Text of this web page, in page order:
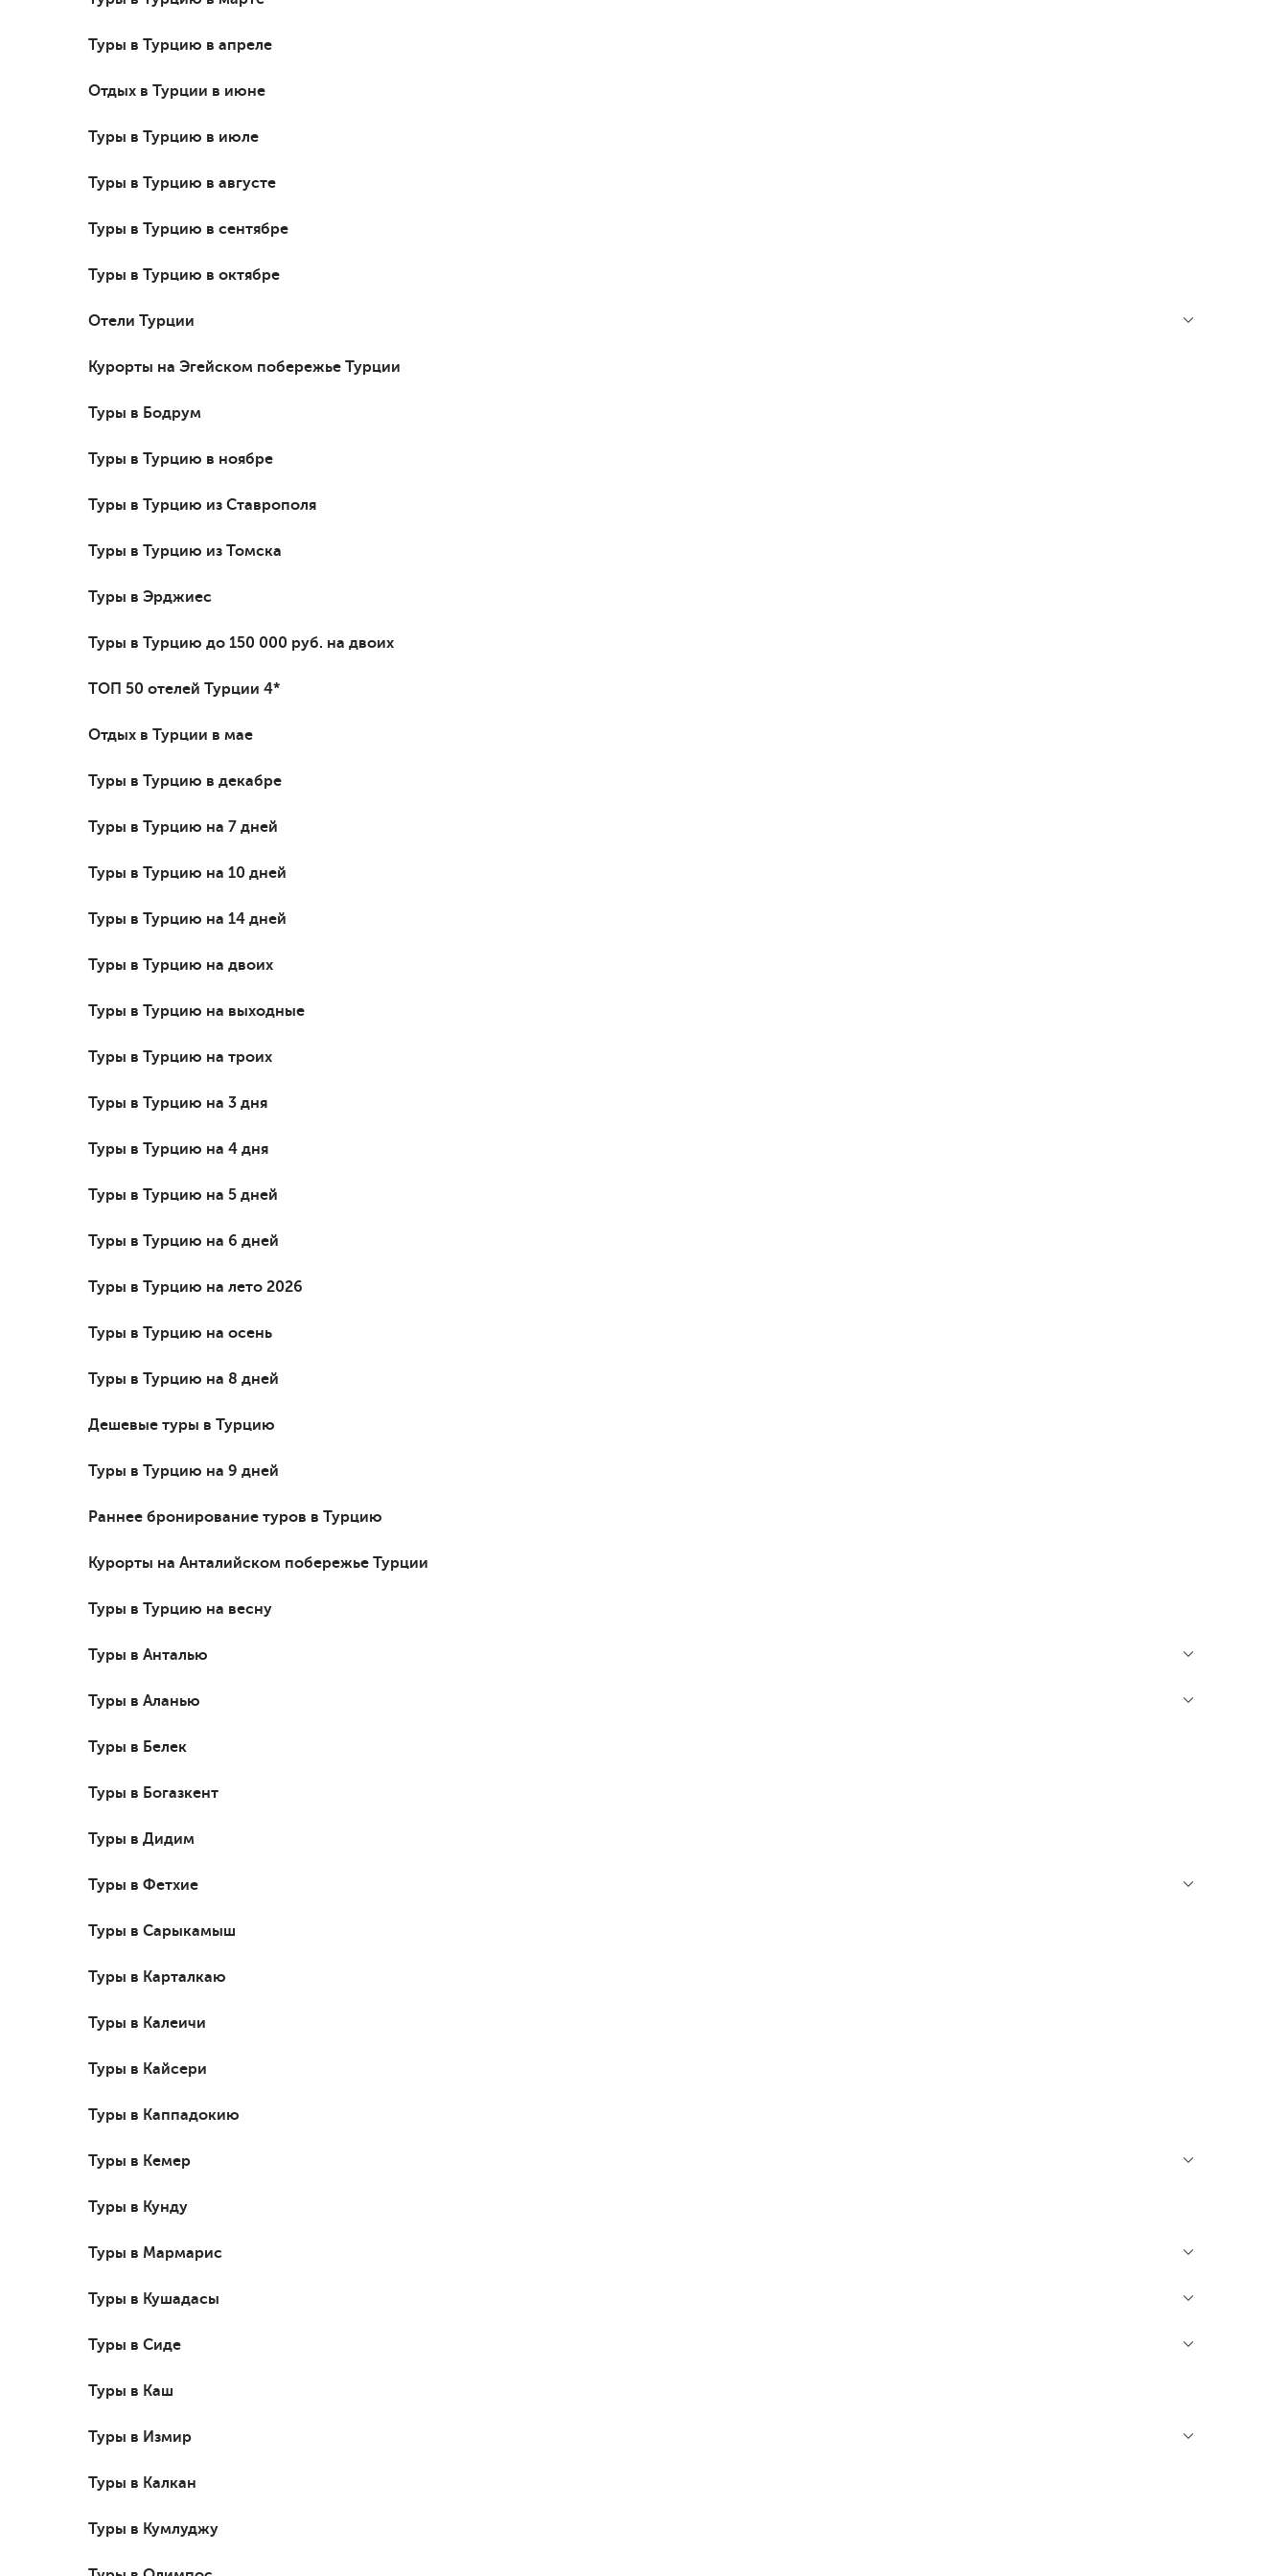
Туры в Турцию в апреле
Отдых в Турции в июне
Туры в Турцию в июле
Туры в Турцию в августе
Туры в Турцию в сентябре
Туры в Турцию в октябре
Отели Турции
Курорты на Эгейском побережье Турции
Туры в Бодрум
Туры в Турцию в ноябре
Туры в Турцию из Ставрополя
Туры в Турцию из Томска
Туры в Эрджиес
Туры в Турцию до 150 000 руб. на двоих
ТОП 50 отелей Турции 4*
Отдых в Турции в мае
Туры в Турцию в декабре
Туры в Турцию на 7 дней
Туры в Турцию на 10 дней
Туры в Турцию на 14 дней
Туры в Турцию на двоих
Туры в Турцию на выходные
Туры в Турцию на троих
Туры в Турцию на 3 дня
Туры в Турцию на 4 дня
Туры в Турцию на 5 дней
Туры в Турцию на 6 дней
Туры в Турцию на лето 2026
Туры в Турцию на осень
Туры в Турцию на 8 дней
Дешевые туры в Турцию
Туры в Турцию на 9 дней
Раннее бронирование туров в Турцию
Курорты на Анталийском побережье Турции
Туры в Турцию на весну
Туры в Анталью
Туры в Аланью
Туры в Белек
Туры в Богазкент
Туры в Дидим
Туры в Фетхие
Туры в Сарыкамыш
Туры в Карталкаю
Туры в Калеичи
Туры в Кайсери
Туры в Каппадокию
Туры в Кемер
Туры в Кунду
Туры в Мармарис
Туры в Кушадасы
Туры в Сиде
Туры в Каш
Туры в Измир
Туры в Калкан
Туры в Кумлуджу